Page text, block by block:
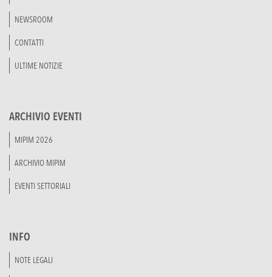
NEWSROOM
CONTATTI
ULTIME NOTIZIE
ARCHIVIO EVENTI
MIPIM 2026
ARCHIVIO MIPIM
EVENTI SETTORIALI
INFO
NOTE LEGALI